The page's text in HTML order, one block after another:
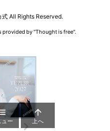
式All Rights Reserved.
provided by "Thought is free".
ュー

上へ